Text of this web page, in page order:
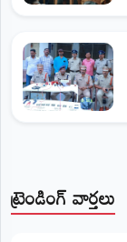
ట్రెండింగ్ వార్తలు